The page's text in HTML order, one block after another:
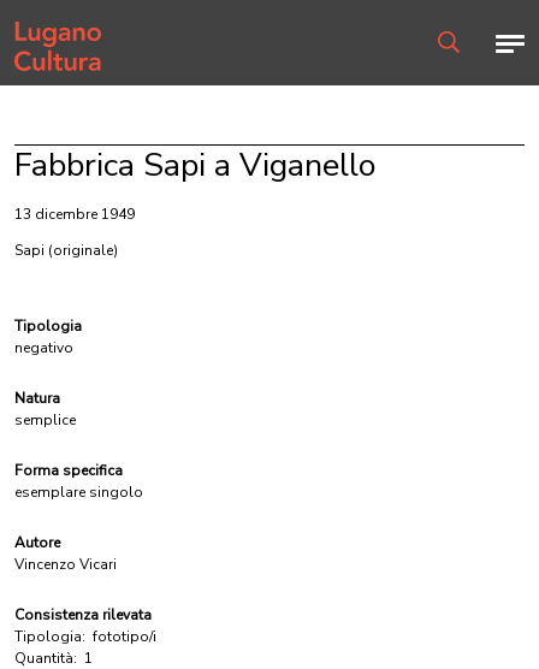
Home page
Fabbrica Sapi a Viganello
13 dicembre 1949
Sapi (originale)
Tipologia
negativo
Natura
semplice
Forma specifica
esemplare singolo
Autore
Vincenzo Vicari
Consistenza rilevata
Tipologia: fototipo/i
Quantità: 1